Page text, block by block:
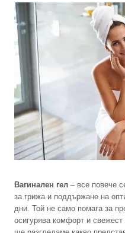
Вагинален гел – все повече
за грижа и поддържане на
дни. Той не само помага за
осигурява комфорт и свежест